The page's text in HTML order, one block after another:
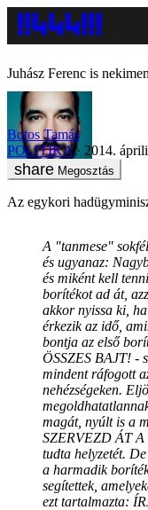
Juhász Ferenc is
Botos Tamás
POLITIKA
2014.
Megosztás
Az egykori
A "tanmese"
és ugyanaz:
és miként kell
borítékot ad át,
akkor nyissa ki,
érkezik az idő,
bontja az első
ÖSSZES BAJT! -
mindent ráfogott
nehézségeken.
magát, nyúlt is a
SZERVEZD ÁT A
tudta helyzetét.
a harmadik
segítettek,
ezt tartalmazta: